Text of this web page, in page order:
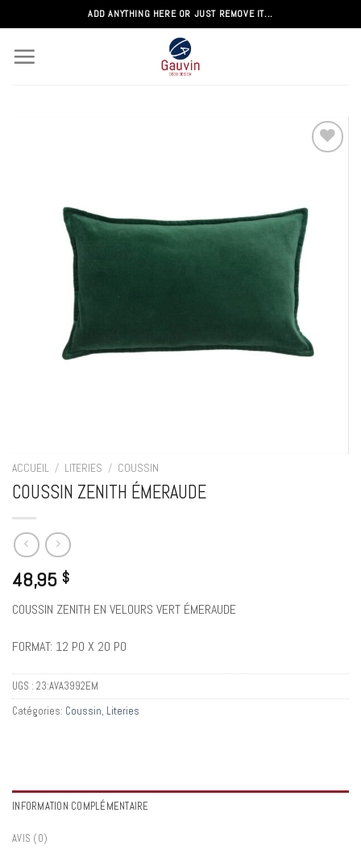
au
contenu
ADD ANYTHING HERE OR JUST REMOVE IT...
ACCUEIL / LITERIES / COUSSIN
COUSSIN ZENITH ÉMERAUDE
48,95 $
COUSSIN ZENITH EN VELOURS VERT ÉMERAUDE
FORMAT: 12 PO X 20 PO
UGS : 23:AVA3992EM
Catégories: Coussin, Literies
INFORMATION COMPLÉMENTAIRE
AVIS (0)